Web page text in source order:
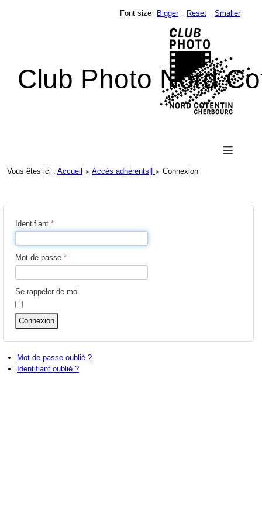
Club Photo Nord
Font size Bigger Reset Smaller
≡
Vous êtes ici : Accueil Accès adhérents|| Connexion
Identifiant *
Mot de passe *
Se rappeler de moi
Connexion
Mot de passe oublié ?
Identifiant oublié ?